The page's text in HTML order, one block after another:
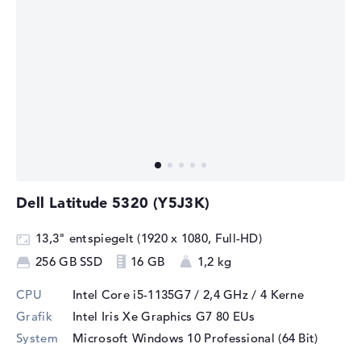
Dell Latitude 5320 (Y5J3K)
13,3" entspiegelt (1920 x 1080, Full-HD)
256 GB SSD
16 GB 1,2 kg
CPU Intel Core i5-1135G7 / 2,4 GHz / 4 Kerne
Grafik
Intel Iris Xe Graphics G7 80 EUs
System
Microsoft Windows 10 Professional (64 Bit)